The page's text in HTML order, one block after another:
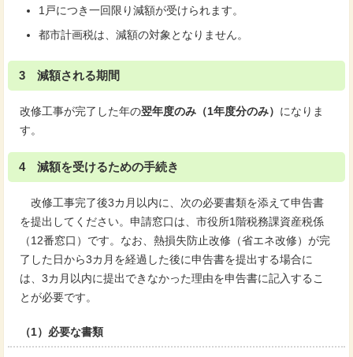
1戸につき一回限り減額が受けられます。
都市計画税は、減額の対象となりません。
3 減額される期間
改修工事が完了した年の翌年度のみ（1年度分のみ） になりま
す。
4 減額を受けるための手続き
改修工事完了後3カ月以内に、次の必要書類を添えて申告書
を提出してください。申請窓口は、市役所1階税務課資産税係
（12番窓口）です。なお、熱損失防止改修（省エネ改修）が完
了した日から3カ月を経過した後に申告書を提出する場合に
は、3カ月以内に提出できなかった理由を申告書に記入するこ
とが必要です。
（1）必要な書類